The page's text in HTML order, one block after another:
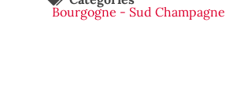
Bourgogne - Sud Champagne